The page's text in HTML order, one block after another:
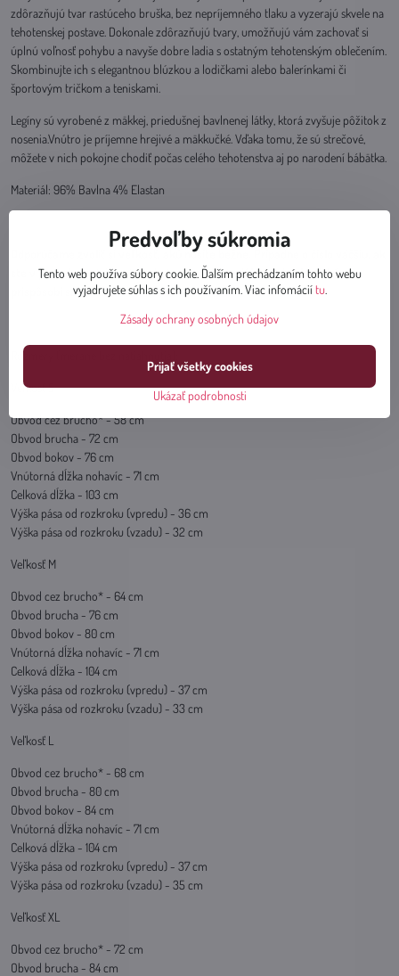
zdôrazňujú tvar rastúceho bruška, bez nepríjemného tlaku a vyzerajú skvele na
tehotenskej postave. Dokonale zdôrazňujú tvary, umožňujú vám zachovať si
úplnú voľnosť pohybu a navyše dobre ladia s ostatným tehotenským oblečením.
Skombinujte ich s elegantnou blúzkou a lodičkami alebo balerínkami či
športovým tričkom a teniskami.
Legíny sú vyrobené z mäkkej, priedušnej bavlnenej látky, ktorá zvyšuje pôžitok z
nosenia.Vnútro je príjemne hrejivé a mäkkučké. Vďaka tomu, že sú strečové,
môžete v nich pokojne chodiť počas celého tehotenstva aj po narodení bábätka.
Materiál: 96% Bavlna 4% Elastan
Odporúčame zvoliť si veľkosť, akú nosíte bežne. Prípadne o číslo väčšiu, ak
ste v poslednom trimestri tehotenstva. Materiál legín je elastický,
prispôsobí sa postave.
Rozmery (merané bez natiahnutia):
Veľkosť S
Obvod cez brucho* - 58 cm
Obvod brucha - 72 cm
Obvod bokov - 76 cm
Vnútorná dĺžka nohavíc - 71 cm
Celková dĺžka - 103 cm
Výška pása od rozkroku (vpredu) - 36 cm
Výška pása od rozkroku (vzadu) - 32 cm
Veľkosť M
Obvod cez brucho* - 64 cm
Obvod brucha - 76 cm
Obvod bokov - 80 cm
Vnútorná dĺžka nohavíc - 71 cm
Celková dĺžka - 104 cm
Výška pása od rozkroku (vpredu) - 37 cm
Výška pása od rozkroku (vzadu) - 33 cm
Veľkosť L
Obvod cez brucho* - 68 cm
Obvod brucha - 80 cm
Obvod bokov - 84 cm
Vnútorná dĺžka nohavíc - 71 cm
Celková dĺžka - 104 cm
Výška pása od rozkroku (vpredu) - 37 cm
Výška pása od rozkroku (vzadu) - 35 cm
Veľkosť XL
Obvod cez brucho* - 72 cm
Obvod brucha - 84 cm
Predvoľby súkromia
Tento web používa súbory cookie. Ďalším prechádzaním tohto webu
vyjadrujete súhlas s ich používaním. Viac infomáciítu.
Zásady ochrany osobných údajov
Ukázať podrobnosti
Prijať všetky cookies